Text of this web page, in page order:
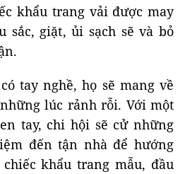
khẩu trang vải được may
sắc, giặt, ủi sạch sẽ và bỏ
tay nghề, họ sẽ mang về
lúc rảnh rỗi. Với một
tay, chi hội sẽ cử những
đến tận nhà để hướng
khẩu trang mẫu, đầu